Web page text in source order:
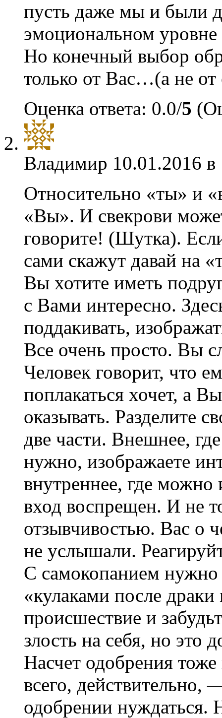
пусть даже мы и были
эмоциональном
Но конечный выбор
только от Вас…(а не
Оценка ответа: 0.0/5
Владимир 10.01.2016
Относительно «ты» и
«Вы». И свекрови
говорите! (Шутка).
сами скажут давай на
Вы хотите иметь
с Вами интересно.
поддакивать,
Все очень просто. Вы
Человек говорит, что
поплакаться хочет, а
оказывать. Разделите
две части. Внешнее,
нужно, изображаете
внутреннее, где
вход воспрещен. И не
отзывчивостью. Вас о
не услышали.
С самокопанием нужно
«кулаками после
происшествие и
злость на себя, но это
Насчет одобрения
всего,
одобрении нуждаться.